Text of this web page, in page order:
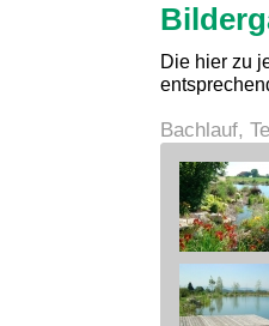
Die hier zu
Bachlauf,